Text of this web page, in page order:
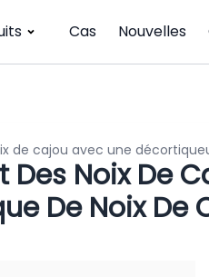
Cas Nouvelles
de cajou avec une
Noix De
De Noix De